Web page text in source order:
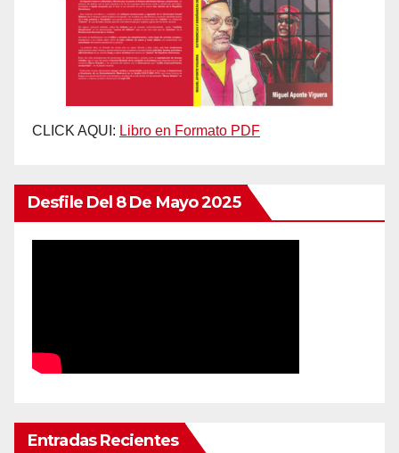
CLICK AQUI: Libro en Formato PDF
Desfile Del 8 De Mayo 2025
Entradas Recientes